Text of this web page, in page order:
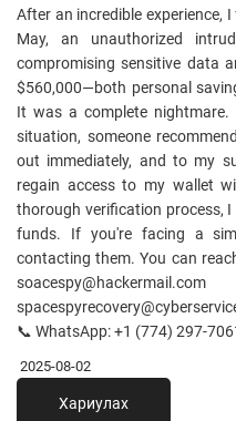
After an incredible experience,
May, an unauthorized
compromising sensitive data
$560,000—both personal
It was a complete
situation, someone
out immediately, and to my
regain access to my wallet
thorough verification process,
funds. If you're facing a
contacting them. You can
📞 WhatsApp: +1 (774) 297-
2025-08-02
Хариулах